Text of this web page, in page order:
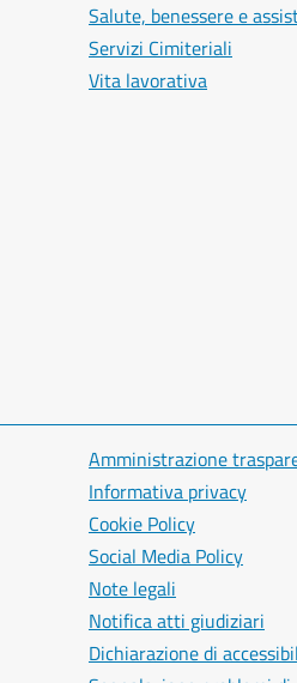
Salute, benessere e
Servizi Cimiteriali
Vita lavorativa
Amministrazione
Informativa privacy
Cookie Policy
Social Media Policy
Note legali
Notifica atti giudiziari
Dichiarazione di